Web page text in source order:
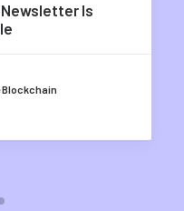
Newsletter Is
Blockchain